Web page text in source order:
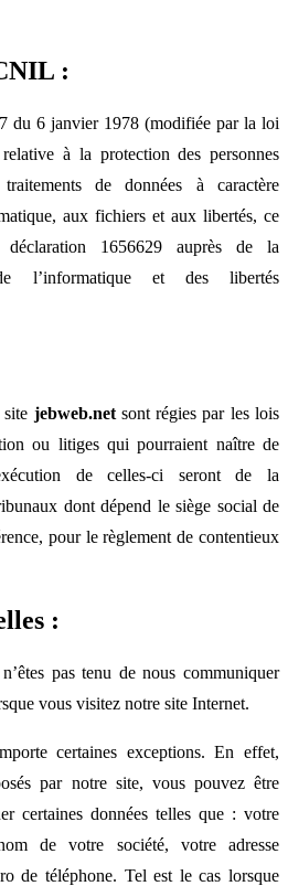
:
du 6 janvier 1978 (modifiée par la loi
à la protection des personnes
de données à caractère
aux fichiers et aux libertés, ce
1656629 auprès de la
l’informatique et des libertés
jebweb.netsont régies par les lois
ou litiges qui pourraient naître de
de celles-ci seront de la
dont dépend le siège social de
pour le règlement de contentieux
:
pas tenu de nous communiquer
vous visitez notre site Internet.
certaines exceptions. En effet,
par notre site, vous pouvez être
certaines données telles que : votre
de votre société, votre adresse
de téléphone. Tel est le cas lorsque